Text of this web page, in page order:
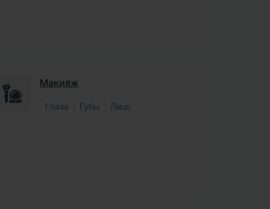
Макияж
Глаза Губы Лицо